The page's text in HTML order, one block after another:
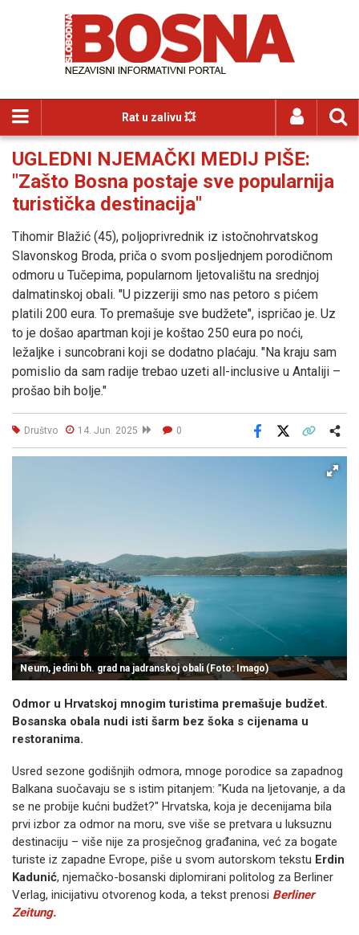
Rat u zalivu 💥
UGLEDNI NJEMAČKI MEDIJ PIŠE:
"Zašto Bosna postaje sve popularnija
turistička destinacija"
Tihomir Blažić (45), poljoprivrednik iz istočnohrvatskog
Slavonskog Broda, priča o svom posljednjem porodičnom
odmoru u Tučepima, popularnom ljetovalištu na srednjoj
dalmatinskoj obali. "U pizzeriji smo nas petoro s pićem
platili 200 eura. To premašuje sve budžete", ispričao je. Uz
to je došao apartman koji je koštao 250 eura po noći,
ležaljke i suncobrani koji se dodatno plaćaju. "Na kraju sam
pomislio da sam radije trebao uzeti all-inclusive u Antaliji –
prošao bih bolje."
Društvo 14. Jun. 2025 0
Facebook
Neum, jedini bh. grad na jadranskoj obali (Foto: Imago)
Odmor u Hrvatskoj mnogim turistima premašuje budžet.
Bosanska obala nudi isti šarm bez šoka s cijenama u
restoranima.
Usred sezone godišnjih odmora, mnoge porodice sa zapadnog
Balkana suočavaju se s istim pitanjem: "Kuda na ljetovanje, a da
se ne probije kućni budžet?" Hrvatska, koja je decenijama bila
prvi izbor za odmor na moru, sve više se pretvara u luksuznu
destinaciju – više nije za prosječnog građanina, već za bogate
turiste iz zapadne Evrope, piše u svom autorskom tekstu Erdin
Kadunić, njemačko-bosanski diplomirani politolog za Berliner
Verlag, inicijativu otvorenog koda, a tekst prenosi Berliner
Zeitung.